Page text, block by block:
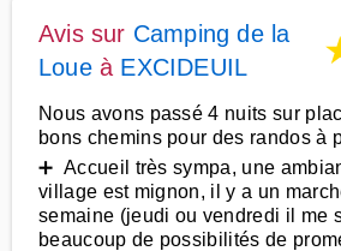
Avis sur Camping de la
Loueà EXCIDEUIL
Nous avons passé 4 nuits sur
bons chemins pour des randos à
➕ Accueil très sympa, une
village est mignon, il y a un
semaine (jeudi ou vendredi il me
beaucoup de possibilités de